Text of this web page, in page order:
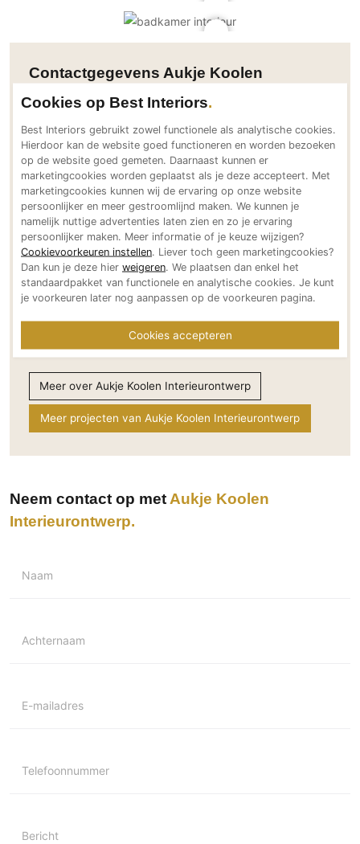
Gietvloeren
Natuursteen en keramiek vloeren
Vloerkleden
Afwerking
Wandafwerking
Beton Ciré
Behang / Wandtextiel
Natuursteen en keramiek
Leer
Schilderwerk
Technologie
Audio/Video
Thuisbioscoop
Fitnessapparatuur
Wifi
Aannemers Interieur
Contactgegevens Aukje Koolen
Interieurontwerp
Adresgegevens
Meijelseweg 19
5725BA Asten-Heusden
NL
Bereikbaar via
+31 (0)6 23709762
info@aukjekoolen.nl
http:
Social media
Meer over Aukje Koolen Interieurontwerp
Meer projecten van Aukje Koolen Interieurontwerp
Neem contact op metAukje Koolen
Interieurontwerp
Naam
Achternaam
E-mailadres
Telefoonnummer
Bericht
Cookies op Best Interiors
Best Interiors gebruikt zowel functionele als analytische cookies.
Hierdoor kan de website goed functioneren en worden bezoeken
op de website goed gemeten. Daarnaast kunnen er
marketingcookies worden geplaatst als je deze accepteert. Met
marketingcookies kunnen wij de ervaring op onze website
persoonlijker en meer gestroomlijnd maken. We kunnen je
namelijk nuttige advertenties laten zien en zo je ervaring
persoonlijker maken. Meer informatie of je keuze wijzigen?
Cookievoorkeuren instellen. Liever toch geen marketingcookies?
Dan kun je deze hier weigeren. We plaatsen dan enkel het
standaardpakket van functionele en analytische cookies. Je kunt
je voorkeuren later nog aanpassen op de voorkeuren pagina.
Cookies accepteren